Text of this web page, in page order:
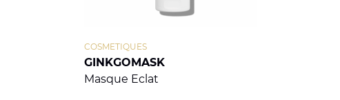
GINKGOMASK
COSMETIQUES
Masque Eclat